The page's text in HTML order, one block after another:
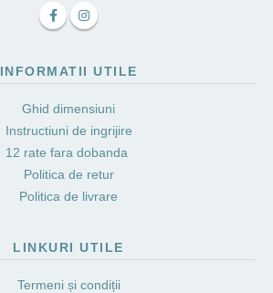
INFORMATII UTILE
Ghid dimensiuni
Instructiuni de ingrijire
12 rate fara dobanda
Politica de retur
Politica de livrare
LINKURI UTILE
Termeni și condiții